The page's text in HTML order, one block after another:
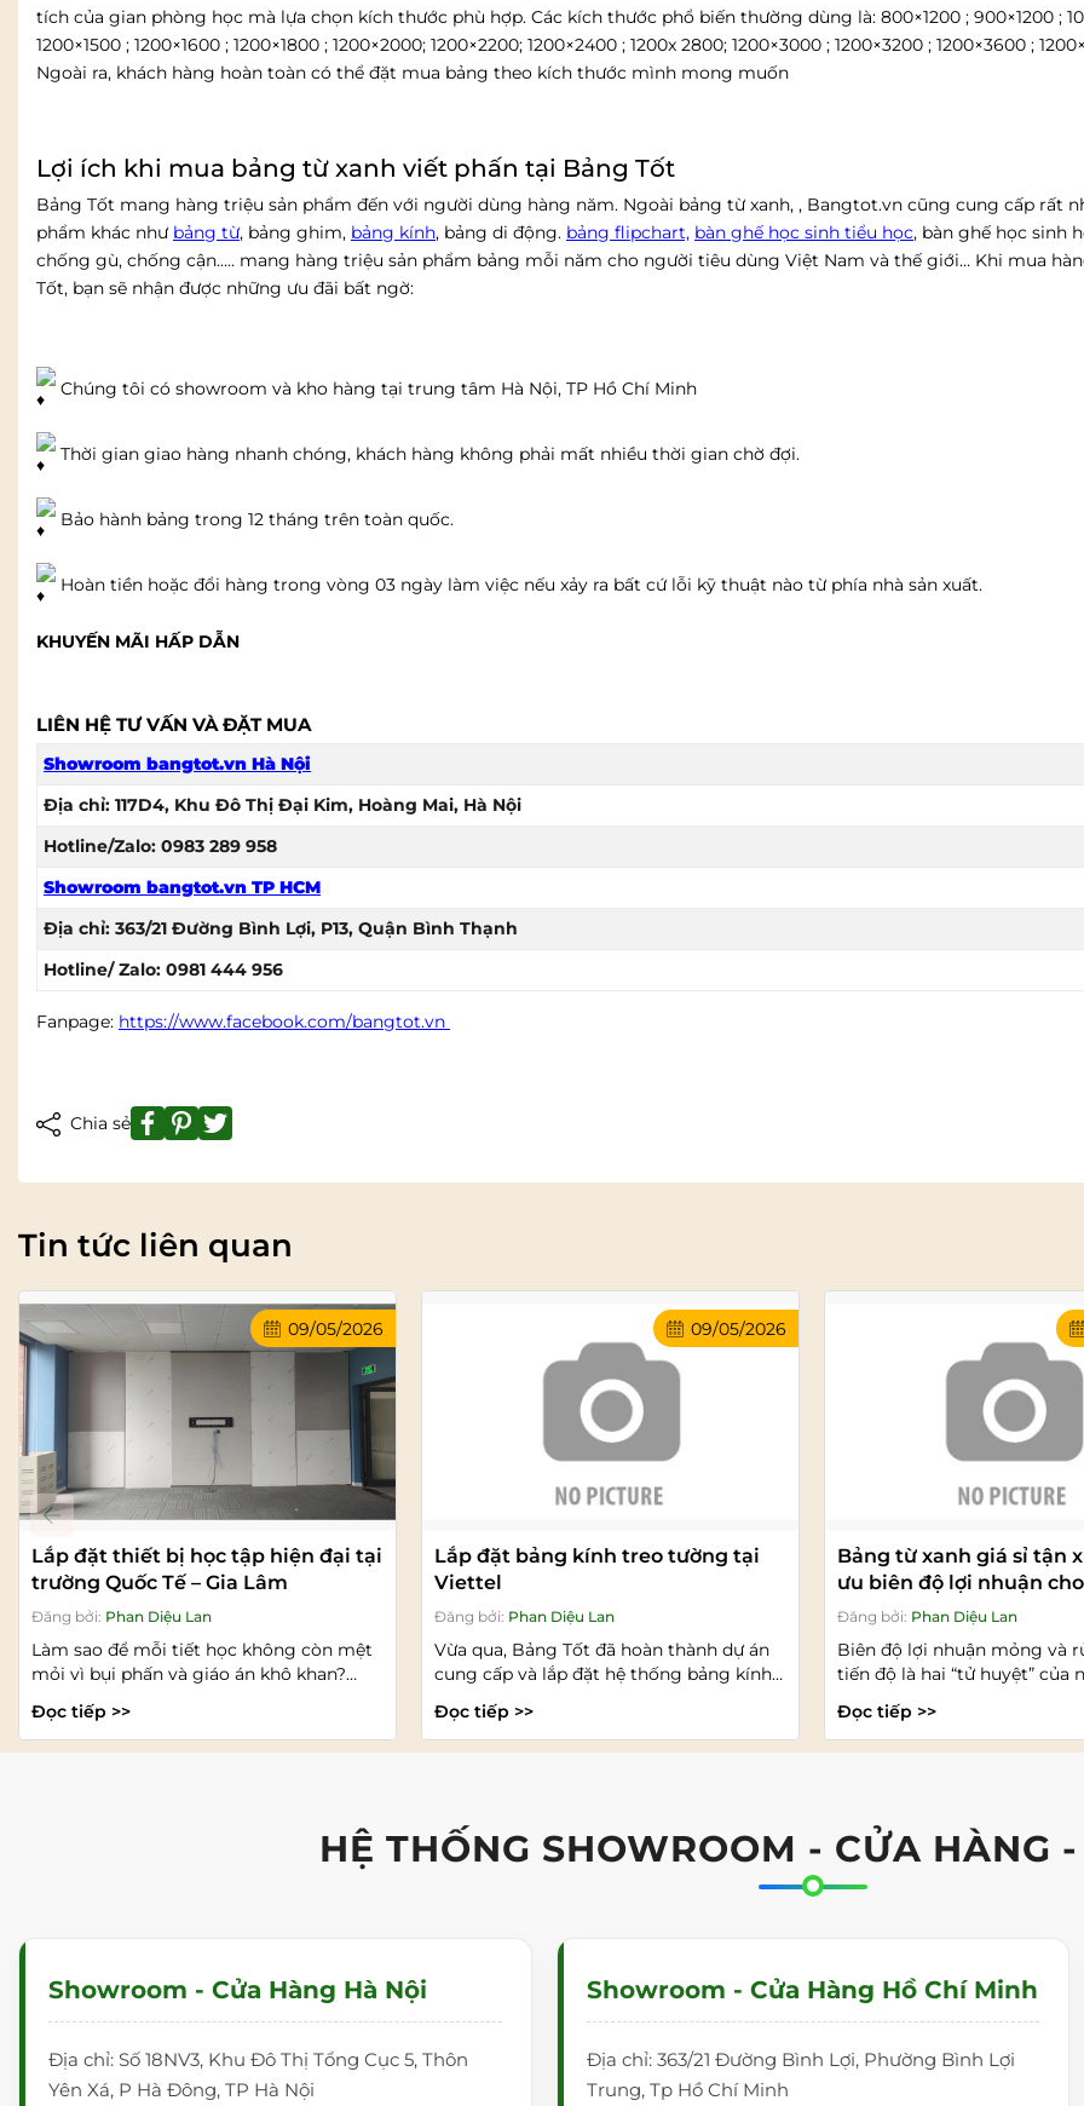
tích của gian phòng học mà lựa chọn kích thước phù hợp. Các kích thước phổ biến thường dùng là: 800×1200 ; 900×1200 ;
1200×1500 ; 1200×1600 ; 1200×1800 ; 1200×2000; 1200×2200; 1200×2400 ; 1200x 2800; 1200×3000 ; 1200×3200 ; 1200×3600 ;
Ngoài ra, khách hàng hoàn toàn có thể đặt mua bảng theo kích thước mình mong muốn
Lợi ích khi mua bảng từ xanh viết phấn tại Bảng Tốt
Bảng Tốt mang hàng triệu sản phẩm đến với người dùng hàng năm. Ngoài bảng từ xanh, , Bangtot.vn cũng cung cấp rất
phẩm khác như bảng từ, bảng ghim, bảng kính, bảng di động. bảng flipchart, bàn ghế học sinh tiểu học, bàn ghế học sinh
chống gù, chống cận….. mang hàng triệu sản phẩm bảng mỗi năm cho người tiêu dùng Việt Nam và thế giới… Khi mua
Tốt, bạn sẽ nhận được những ưu đãi bất ngờ:
Chúng tôi có showroom và kho hàng tại trung tâm Hà Nội, TP Hồ Chí Minh
Thời gian giao hàng nhanh chóng, khách hàng không phải mất nhiều thời gian chờ đợi.
Bảo hành bảng trong 12 tháng trên toàn quốc.
Hoàn tiền hoặc đổi hàng trong vòng 03 ngày làm việc nếu xảy ra bất cứ lỗi kỹ thuật nào từ phía nhà sản xuất.
KHUYẾN MÃI HẤP DẪN
LIÊN HỆ TƯ VẤN VÀ ĐẶT MUA
Showroom bangtot.vn Hà Nội
Địa chỉ: 117D4, Khu Đô Thị Đại Kim, Hoàng Mai, Hà Nội
Hotline/Zalo: 0983 289 958
Showroom bangtot.vn TP HCM
Địa chỉ: 363/21 Đường Bình Lợi, P13, Quận Bình Thạnh
Hotline/ Zalo: 0981 444 956
Fanpage: https://www.facebook.com/bangtot.vn
Chia sẻ
Tin tức liên quan
09/05/2026
Lắp đặt thiết bị học tập hiện đại tại
trường Quốc Tế – Gia Lâm
Đăng bởi: Phan Diệu Lan
Làm sao để mỗi tiết học không còn mệt
mỏi vì bụi phấn và giáo án khô khan?
Đây là...
Đọc tiếp >>
09/05/2026
Lắp đặt bảng kính treo tường tại
Viettel
Đăng bởi: Phan Diệu Lan
Vừa qua, Bảng Tốt đã hoàn thành dự án
cung cấp và lắp đặt hệ thống bảng kính
treo tường...
Đọc tiếp >>
Bảng từ xanh giá sỉ tận
ưu biên độ lợi nhuận
dự án
Đăng bởi: Phan Diệu Lan
Biên độ lợi nhuận mỏng và
tiến độ là hai “tử huyệt” của
Đọc tiếp >>
HỆ THỐNG SHOWROOM - CỬA HÀNG
Showroom - Cửa Hàng Hà Nội
Địa chỉ: Số 18NV3, Khu Đô Thị Tổng Cục 5, Thôn
Yên Xá, P Hà Đông, TP Hà Nội
Showroom - Cửa Hàng Hồ Chí Minh
Địa chỉ: 363/21 Đường Bình Lợi, Phường Bình Lợi
Trung, Tp Hồ Chí Minh